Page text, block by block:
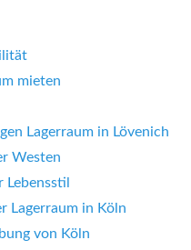
mieten
Lagerraum in Lövenich
Westen
Lagerraum in Köln
von Köln